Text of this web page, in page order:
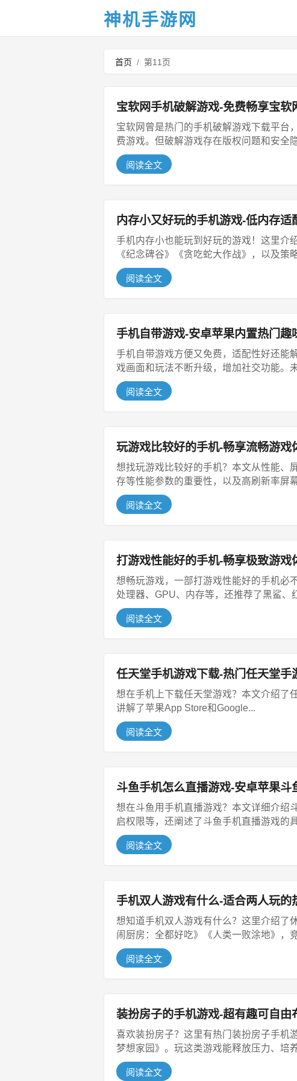
神机手游网
首页 / 第11页
宝软网手机破解游戏-免费畅享宝软
宝软网曾是热门的手机破解游戏下载平台
费游戏。但破解游戏存在版权问题和安全
阅读全文
内存小又好玩的手机游戏-低内存
手机内存小也能玩到好玩的游戏！这里介
《纪念碑谷》《贪吃蛇大作战》，以及策
阅读全文
手机自带游戏-安卓苹果内置热门趣
手机自带游戏方便又免费，适配性好还能
戏画面和玩法不断升级，增加社交功能。
阅读全文
玩游戏比较好的手机-畅享流畅游戏
想找玩游戏比较好的手机？本文从性能、
存等性能参数的重要性，以及高刷新率屏
阅读全文
打游戏性能好的手机-畅享极致游戏
想畅玩游戏，一部打游戏性能好的手机必
处理器、GPU、内存等，还推荐了黑鲨、
阅读全文
任天堂手机游戏下载-热门任天堂手
想在手机上下载任天堂游戏？本文介绍了
讲解了苹果App Store和Google...
阅读全文
斗鱼手机怎么直播游戏-安卓苹果斗
想在斗鱼用手机直播游戏？本文详细介绍
启权限等，还阐述了斗鱼手机直播游戏的
阅读全文
手机双人游戏有什么-适合两人玩的
想知道手机双人游戏有什么？这里介绍了
闹厨房：全都好吃》《人类一败涂地》，
阅读全文
装扮房子的手机游戏-超有趣可自由
喜欢装扮房子？这里有热门装扮房子手机
梦想家园》。玩这类游戏能释放压力、培
阅读全文